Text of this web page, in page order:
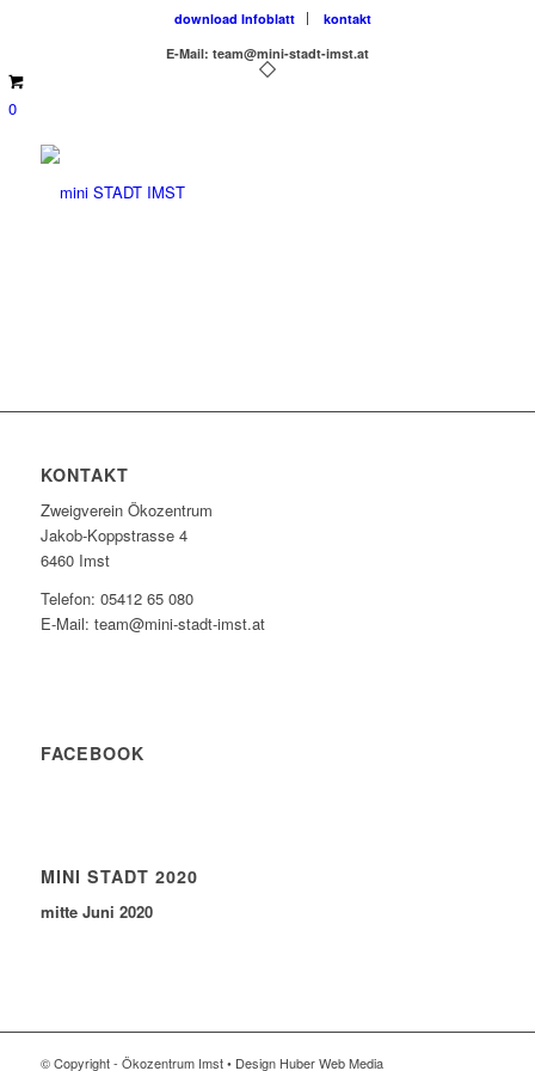
download Infoblatt
kontakt
E-Mail: team@mini-stadt-imst.at
0
KONTAKT
Zweigverein Ökozentrum
Jakob-Koppstrasse 4
6460 Imst
Telefon: 05412 65 080
E-Mail: team@mini-stadt-imst.at
FACEBOOK
MINI STADT 2020
mitte Juni 2020
© Copyright - Ökozentrum Imst • Design Huber Web Media